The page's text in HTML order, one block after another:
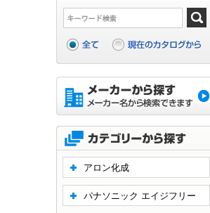
アロン化成
パナソニック エイジフリー